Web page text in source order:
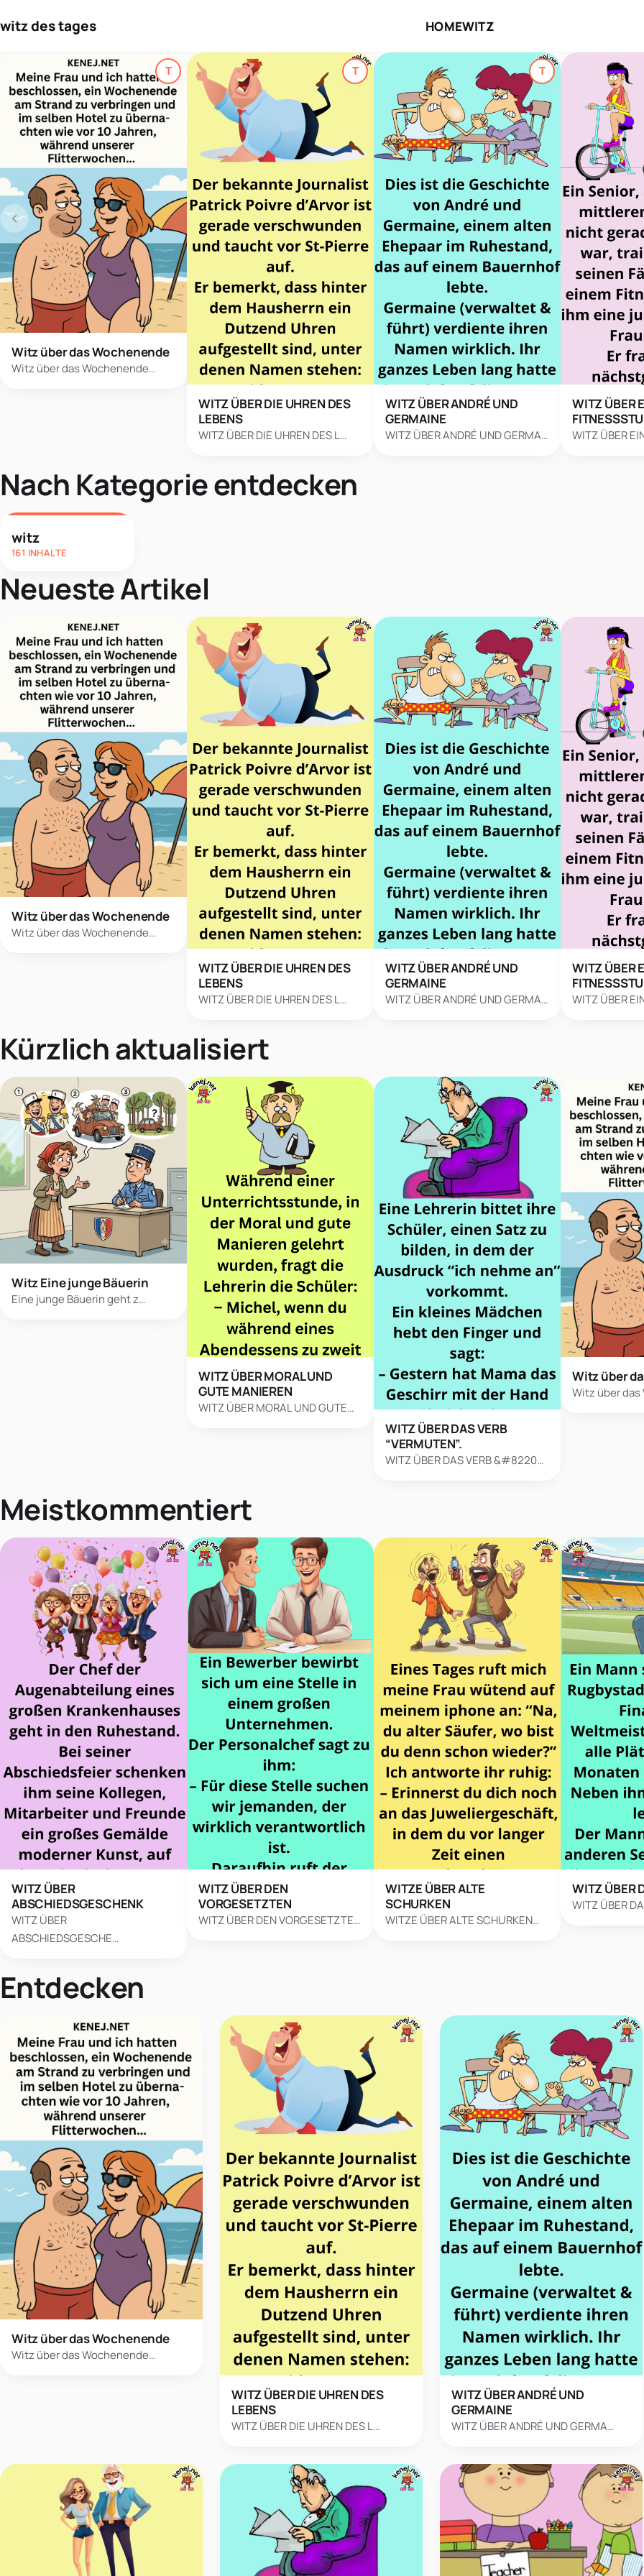
witz des tages HOMEWITZ
TTop-Thema
Witz über das Wochenende
Witz über das Wochenende…
TTop-Thema
WITZ ÜBER DIE UHREN DES
LEBENS
WITZ ÜBER DIE UHREN DES L…
TTop-Thema
WITZ ÜBER ANDRÉ UND
GERMAINE
WITZ ÜBER ANDRÉ UND GERMA…
WITZ ÜBER
WITZ ÜBER
Nach Kategorie entdecken
witz
161 INHALTE
Neueste Artikel
Witz über das Wochenende
Witz über das Wochenende…
WITZ ÜBER DIE UHREN DES
LEBENS
WITZ ÜBER DIE UHREN DES L…
WITZ ÜBER ANDRÉ UND
GERMAINE
WITZ ÜBER ANDRÉ UND GERMA…
WITZ ÜBER
WITZ ÜBER
Kürzlich aktualisiert
Witz Eine junge Bäuerin
Eine junge Bäuerin geht z…
WITZ ÜBER MORAL UND
GUTE MANIEREN
WITZ ÜBER MORAL UND GUTE…
WITZ ÜBER DAS VERB
“VERMUTEN”.
WITZ ÜBER DAS VERB &#8220…
Witz über
Witz über
Meistkommentiert
WITZ ÜBER
ABSCHIEDSGESCHENK
WITZ ÜBER
ABSCHIEDSGESCHE…
WITZ ÜBER DEN
VORGESETZTEN
WITZ ÜBER DEN VORGESETZTE…
WITZE ÜBER ALTE
SCHURKEN
WITZE ÜBER ALTE SCHURKEN…
WITZ ÜBER
WITZ ÜBER
Entdecken
Witz über das Wochenende
Witz über das Wochenende…
WITZ ÜBER DIE UHREN DES
LEBENS
WITZ ÜBER DIE UHREN DES L…
WITZ ÜBER ANDRÉ UND
GERMAINE
WITZ ÜBER ANDRÉ UND GERMA…